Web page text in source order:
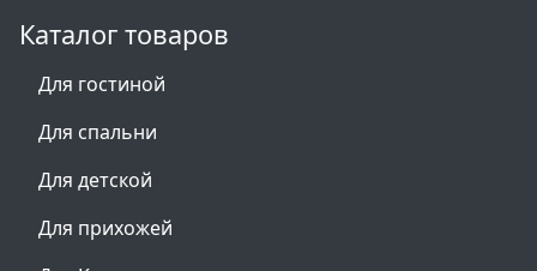
Каталог товаров
Для гостиной
Для спальни
Для детской
Для прихожей